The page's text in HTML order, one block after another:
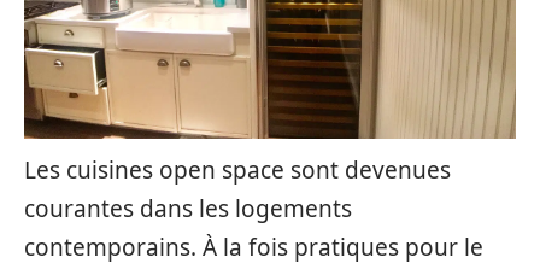
Les cuisines open space sont devenues
courantes dans les logements
contemporains. À la fois pratiques pour le